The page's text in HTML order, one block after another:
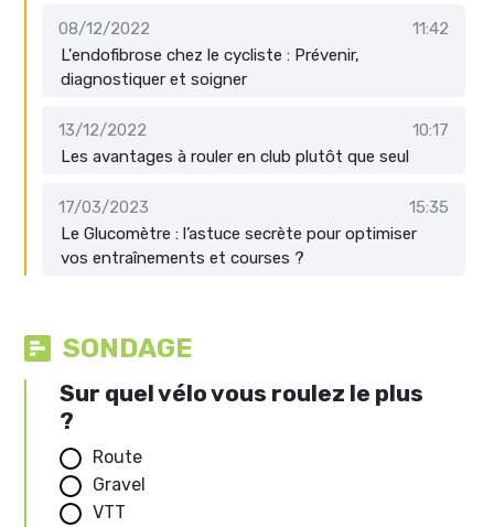
08/12/2022
11:42
L'endofibrose chez le cycliste : Prévenir,
diagnostiquer et soigner
13/12/2022
10:17
Les avantages à rouler en club plutôt que seul
17/03/2023
15:35
Le Glucomètre : l’astuce secrète pour optimiser
vos entraînements et courses ?
SONDAGE
Sur quel vélo vous roulez le plus
?
Route
Gravel
VTT